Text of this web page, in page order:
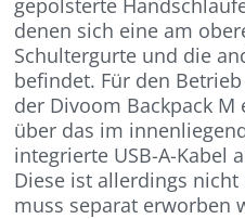
gepolsterte
denen sich eine am
Schultergurte und die
befindet. Für den
der Divoom Backpack M
über das im
integrierte USB-A-Kabel
Diese ist allerdings
muss separat erworben